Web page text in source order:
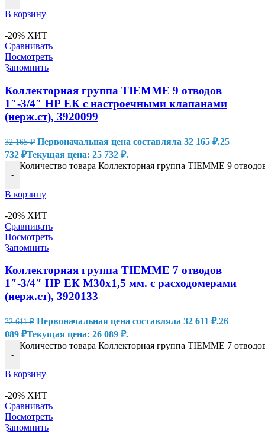
В корзину
-20% ХИТ
Сравнивать
Посмотреть
Запомнить
Коллекторная группа TIEMME 9 отводов
1″-3/4″ НР ЕК с настроечными клапанами
(нерж.ст), 3920099
32 165₽ Первоначальная цена составляла 32 165 ₽.25
732 ₽Текущая цена: 25 732 ₽.
-
Количество товара Коллекторная группа TIEMME 9
В корзину
-20% ХИТ
Сравнивать
Посмотреть
Запомнить
Коллекторная группа TIEMME 7 отводов
1″-3/4″ НР ЕК M30х1,5 мм. с расходомерами
(нерж.ст), 3920133
32 611₽ Первоначальная цена составляла 32 611 ₽.26
089 ₽Текущая цена: 26 089 ₽.
-
Количество товара Коллекторная группа TIEMME 7
В корзину
-20% ХИТ
Сравнивать
Посмотреть
Запомнить